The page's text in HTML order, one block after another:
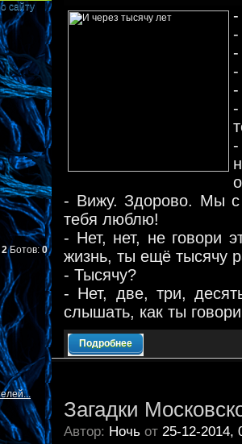
сайту
2Ботов:0
-
-
-
-
-
-
-
- Вижу. Здорово. Мы с
тебя люблю!
- Нет, нет, не говори
жизнь, ты ещё тысячу
- Тысячу?
- Нет, две, три,
слышать, как ты
Подробнее
Загадки
Автор: Ночь от 25-12-2014,